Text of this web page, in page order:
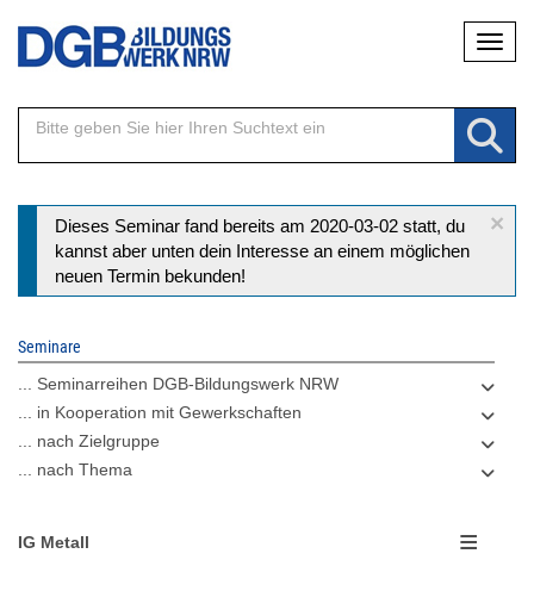
Direkt
Inhalt
×
Statusmeldung
Dieses Seminar fand bereits am 2020-03-02 statt, du
kannst aber unten dein Interesse an einem möglichen
neuen Termin bekunden!
Seminare
... Seminarreihen DGB-Bildungswerk NRW
... in Kooperation mit Gewerkschaften
... nach Zielgruppe
... nach Thema
IG Metall